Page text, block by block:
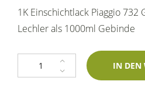
1K Einschichtlack Piaggio 732
Lechler als 1000ml Gebinde
Gebinde Piaggio 732 Grigio 1000ml
IN DEN